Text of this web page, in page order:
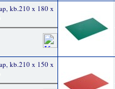
kb.210 x 180 x
kb.210 x 150 x